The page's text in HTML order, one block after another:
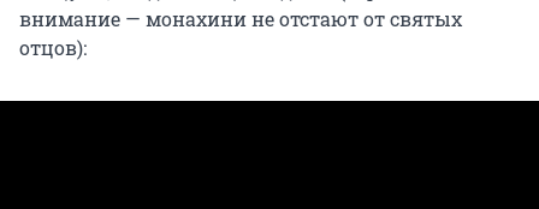
внимание — монахини не отстают от святых
отцов):